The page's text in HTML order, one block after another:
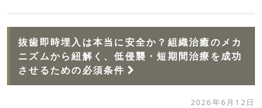
抜歯即時埋入は本当に安全か？組織治癒のメカ
ニズムから紐解く、低侵襲・短期間治療を成功
させるための必須条件
2026年6月12日